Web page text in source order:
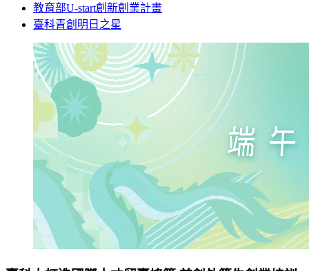
教育部U-start創新創業計畫
臺科青創明日之星